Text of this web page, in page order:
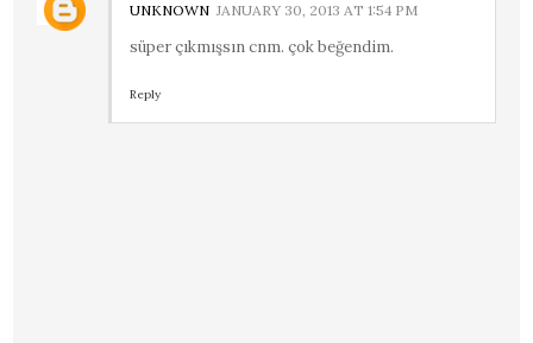
UNKNOWN JANUARY 30, 2013 AT 1:54 PM
süper çıkmışsın cnm. çok beğendim.
Reply